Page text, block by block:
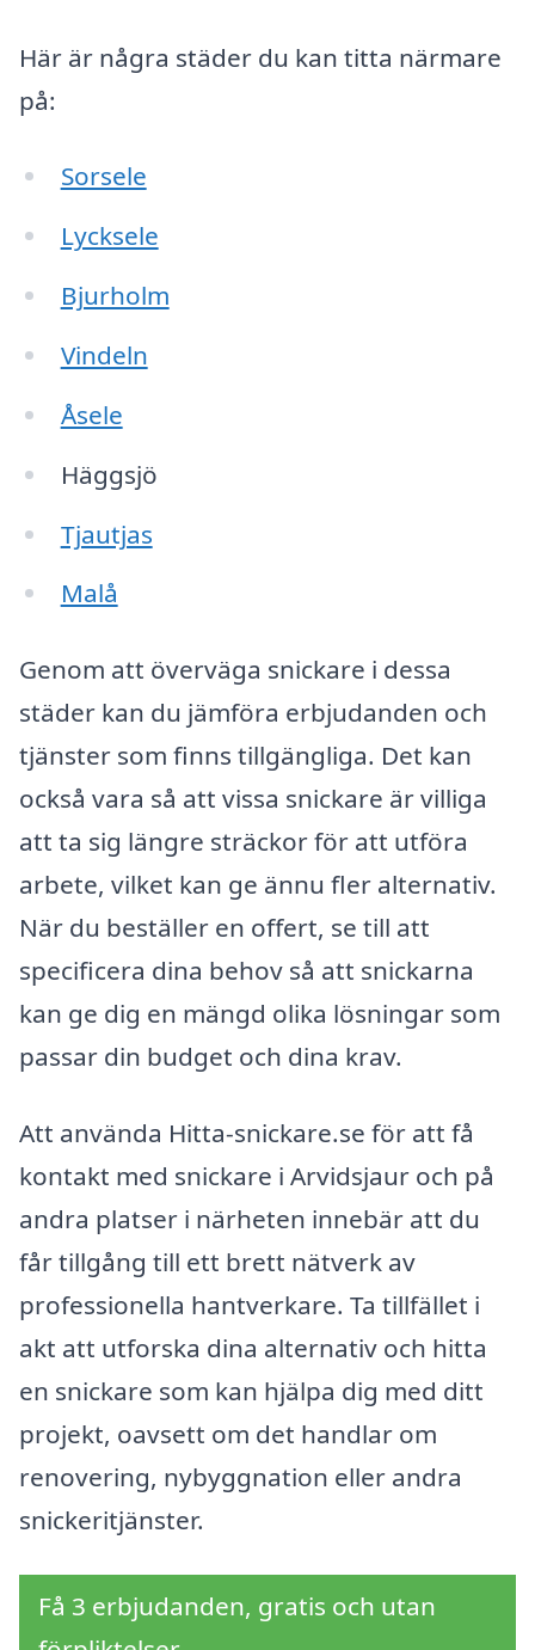
Här är några städer du kan titta närmare
på:
Sorsele
Lycksele
Bjurholm
Vindeln
Åsele
Häggsjö
Tjautjas
Malå
Genom att överväga snickare i dessa
städer kan du jämföra erbjudanden och
tjänster som finns tillgängliga. Det kan
också vara så att vissa snickare är villiga
att ta sig längre sträckor för att utföra
arbete, vilket kan ge ännu fler alternativ.
När du beställer en offert, se till att
specificera dina behov så att snickarna
kan ge dig en mängd olika lösningar som
passar din budget och dina krav.
Att använda Hitta-snickare.se för att få
kontakt med snickare i Arvidsjaur och på
andra platser i närheten innebär att du
får tillgång till ett brett nätverk av
professionella hantverkare. Ta tillfället i
akt att utforska dina alternativ och hitta
en snickare som kan hjälpa dig med ditt
projekt, oavsett om det handlar om
renovering, nybyggnation eller andra
snickeritjänster.
Få 3 erbjudanden, gratis och utan